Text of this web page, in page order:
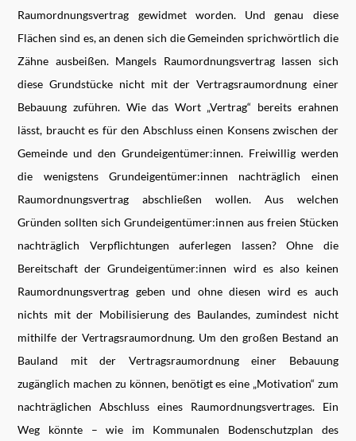
Raumordnungsvertrag gewidmet worden. Und genau diese
Flächen sind es, an denen sich die Gemeinden sprichwörtlich die
Zähne ausbeißen. Mangels Raumordnungsvertrag lassen sich
diese Grundstücke nicht mit der Vertragsraumordnung einer
Bebauung zuführen. Wie das Wort „Vertrag“ bereits erahnen
lässt, braucht es für den Abschluss einen Konsens zwischen der
Gemeinde und den Grundeigentümer:innen. Freiwillig werden
die wenigstens Grundeigentümer:innen nachträglich einen
Raumordnungsvertrag abschließen wollen. Aus welchen
Gründen sollten sich Grundeigentümer:innen aus freien Stücken
nachträglich Verpflichtungen auferlegen lassen? Ohne die
Bereitschaft der Grundeigentümer:innen wird es also keinen
Raumordnungsvertrag geben und ohne diesen wird es auch
nichts mit der Mobilisierung des Baulandes, zumindest nicht
mithilfe der Vertragsraumordnung. Um den großen Bestand an
Bauland mit der Vertragsraumordnung einer Bebauung
zugänglich machen zu können, benötigt es eine „Motivation“ zum
nachträglichen Abschluss eines Raumordnungsvertrages. Ein
Weg könnte – wie im Kommunalen Bodenschutzplan des